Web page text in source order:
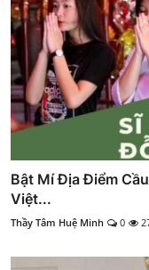
Bật Mí Địa Điểm
Việt...
Thầy Tâm Huệ Minh 0